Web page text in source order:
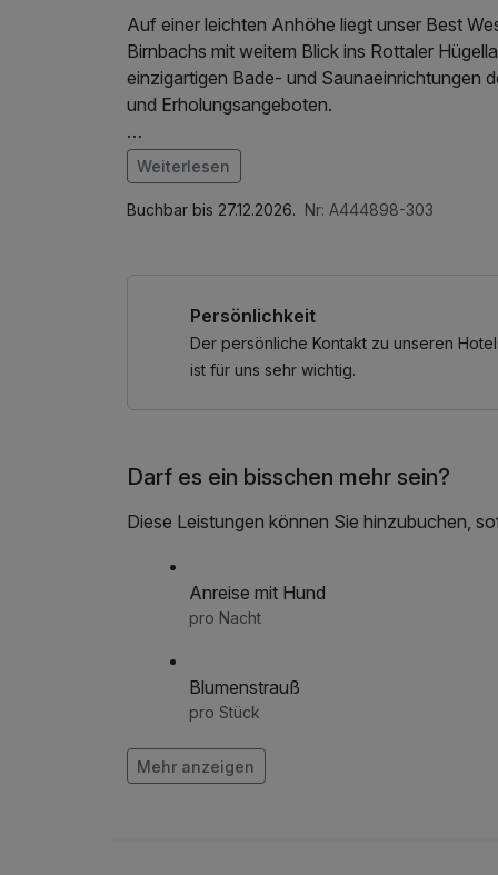
Auf einer leichten Anhöhe liegt unser Best
Birnbachs mit weitem Blick ins Rottaler
einzigartigen Bade- und Saunaeinrichtungen
und Erholungsangeboten.
In der entspannenden Atmosphäre unseres
von der Rottal Terme und 150 m von der
neue Kraft für den Alltag zu tanken.
Im Angebot enthalten
1 Flasche Mineralwasser, Saunabenutzung,
Weiterlesen
Buchbar bis 27.12.2026. Nr: A444898-303
Persönlichkeit
Der persönliche Kontakt zu unseren
ist für uns sehr wichtig.
Darf es ein bisschen mehr sein?
Diese Leistungen können Sie hinzubuchen,
Anreise mit Hund
pro Nacht
Blumenstrauß
pro Stück
Flasche Prosecco auf dem Zimmer
Mehr anzeigen